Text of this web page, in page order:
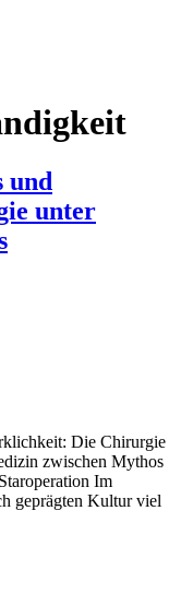
und
unter
Die Chirurgie
zwischen Mythos
Im
geprägten Kultur viel